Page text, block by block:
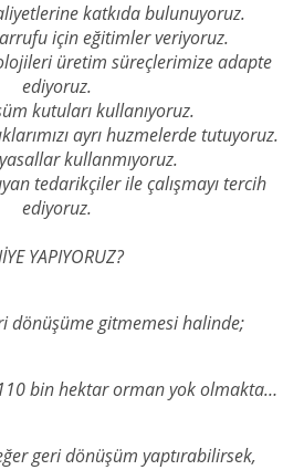
katkıda bulunuyoruz.
için eğitimler veriyoruz.
üretim süreçlerimize adapte
ediyoruz.
kutuları kullanıyoruz.
ayrı huzmelerde tutuyoruz.
kullanmıyoruz.
tedarikçiler ile çalışmayı tercih
ediyoruz.
YAPIYORUZ?
dönüşüme gitmemesi halinde;
bin hektar orman yok olmakta…
geri dönüşüm yaptırabilirsek,